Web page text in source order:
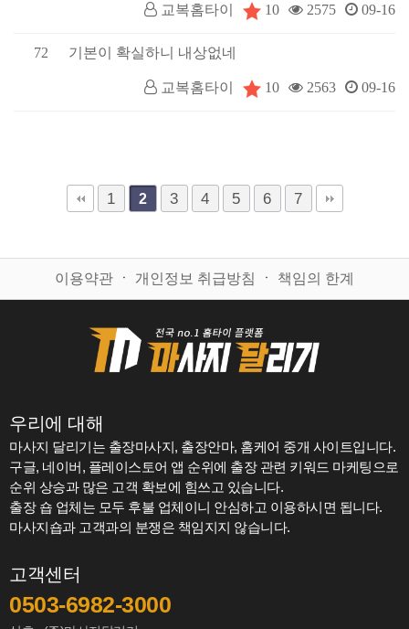
교복홈타이 10 2575 09-16
72 기본이 확실하니 내상없네
교복홈타이 10 2563 09-16
1 2 3 4 5 6 7
이용약관 ㆍ 개인정보 취급방침 ㆍ 책임의 한계
고객센터
0503-6982-3000
우리에 대해
마사지 달리기는 출장마사지, 출장안마, 홈케어 중개 사이트입니다.
구글, 네이버, 플레이스토어 앱 순위에 출장 관련 키워드 마케팅으로
순위 상승과 많은 고객 확보에 힘쓰고 있습니다.
출장 숍 업체는 모두 후불 업체이니 안심하고 이용하시면 됩니다.
마사지숍과 고객과의 분쟁은 책임지지 않습니다.